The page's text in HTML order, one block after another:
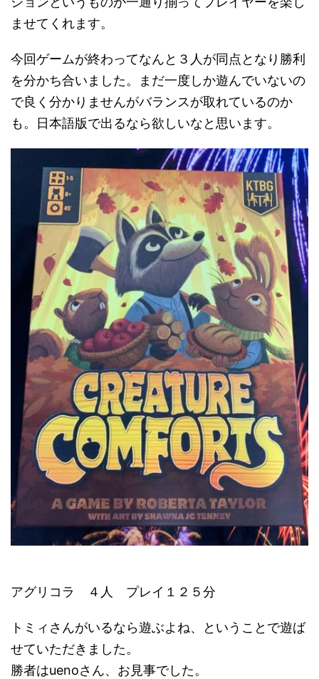
ませてくれます。
今回ゲームが終わってなんと３人が同点となり勝利
を分かち合いました。まだ一度しか遊んでいないの
で良く分かりませんがバランスが取れているのか
も。日本語版で出るなら欲しいなと思います。
アグリコラ ４人 プレイ１２５分
トミィさんがいるなら遊ぶよね、ということで遊ば
せていただきました。
勝者はuenoさん、お見事でした。